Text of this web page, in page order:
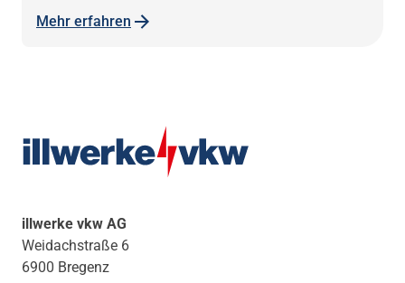
Mehr erfahren
illwerke vkw AG
Weidachstraße 6
6900 Bregenz